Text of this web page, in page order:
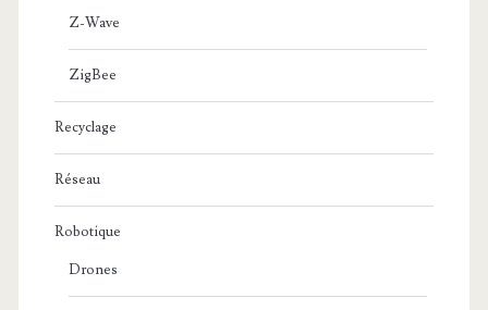
Z-Wave
ZigBee
Recyclage
Réseau
Robotique
Drones